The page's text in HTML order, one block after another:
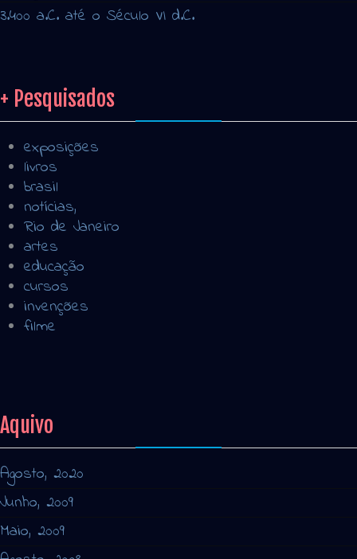
3.400 a.C. até o Século VI d.C.
+ Pesquisados
exposições
livros
brasil
notícias,
Rio de Janeiro
artes
educação
cursos
invenções
filme
Aquivo
Agosto, 2020
Junho, 2009
Maio, 2009